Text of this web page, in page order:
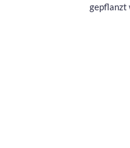
gepflanzt